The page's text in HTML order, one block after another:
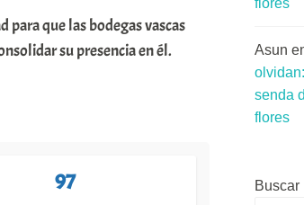
que las bodegas vascas
su presencia en él.
97
flores
Asun
senda
flores
Buscar